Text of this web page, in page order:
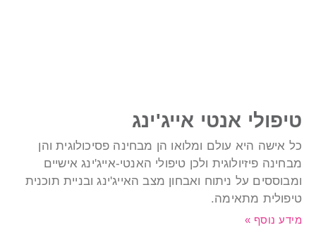
אנטי אייג'ינג
אישה היא עולם ומלואו הן מבחינה פסיכולוגית והן
פיזיולוגית ולכן טיפולי האנטי-אייג'ינג אישיים
על ניתוח ואבחון מצב האייג'ינג ובניית תוכנית
מתאימה.
נוסף »